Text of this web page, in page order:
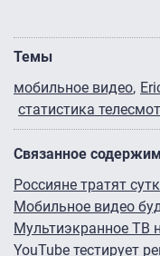
Темы
мобильное видео
статистика
Связанное
Россияне тратят
Мобильное видео
Мультиэкранное ТВ
YouTube тестирует